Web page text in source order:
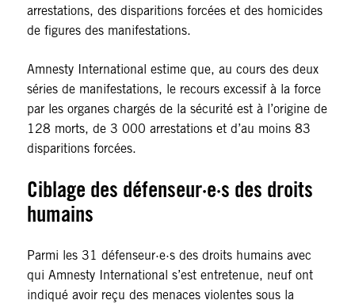
arrestations, des disparitions forcées et des homicides
de figures des manifestations.
Amnesty International estime que, au cours des deux
séries de manifestations, le recours excessif à la force
par les organes chargés de la sécurité est à l’origine de
128 morts, de 3 000 arrestations et d’au moins 83
disparitions forcées.
Ciblage des défenseur·e·s des droits
humains
Parmi les 31 défenseur·e·s des droits humains avec
qui Amnesty International s’est entretenue, neuf ont
indiqué avoir reçu des menaces violentes sous la